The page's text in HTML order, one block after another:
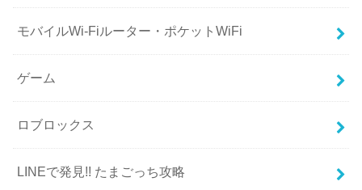
モバイルWi-Fiルーター・ポケットWiFi
ゲーム
ロブロックス
LINEで発見!! たまごっち攻略